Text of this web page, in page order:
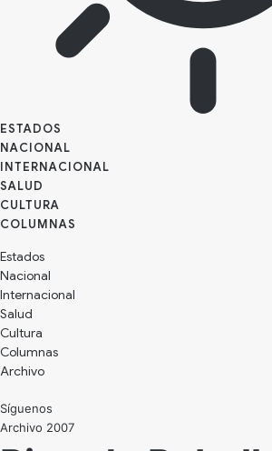
ESTADOS
NACIONAL
INTERNACIONAL
SALUD
CULTURA
Estados
Nacional
Internacional
Salud
Cultura
Archivo
Síguenos
Archivo 2007